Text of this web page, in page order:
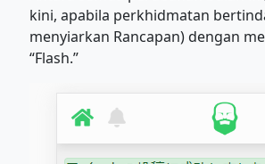
kini, apabila perkhidmatan
menyiarkan Rancapan) dengan
“Flash.”